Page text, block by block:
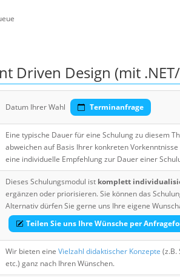
Driven Design (mit
Datum Ihrer Wahl Terminanfrage
Eine typische Dauer für eine Schulung zu diesem
abweichen auf Basis Ihrer konkreten
eine individuelle Empfehlung zur Dauer einer
Dieses Schulungsmodul ist komplett
ergänzen oder priorisieren. Sie können das
Alternativ dürfen Sie gerne uns Ihre eigene
Teilen Sie uns Ihre Wünsche per
Wir bieten eine Vielzahl didaktischer Konzepte (z.B.
etc.) ganz nach Ihren Wünschen.